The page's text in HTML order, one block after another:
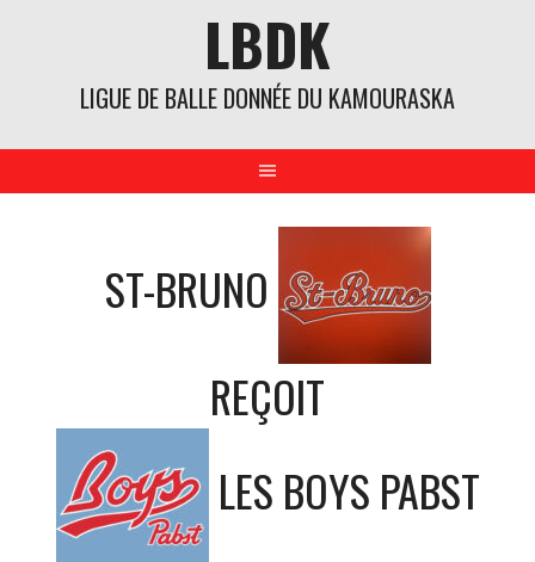
LBDK
LIGUE DE BALLE DONNÉE DU KAMOURASKA
ST-BRUNO
REÇOIT
LES BOYS PABST